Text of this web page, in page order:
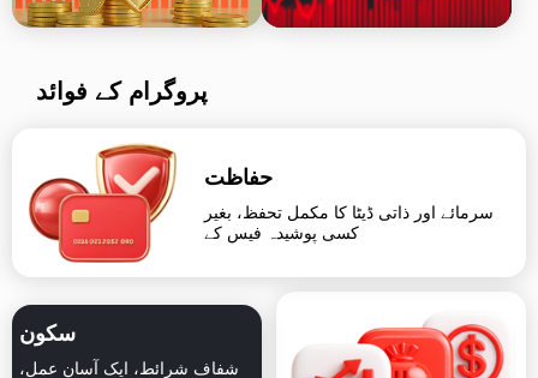
پروگرام کے فوائد
حفاظت
سرمائے اور ذاتی ڈیٹا کا مکمل تحفظ، بغیر
کسی پوشیدہ فیس کے
سکون
شفاف شرائط، ایک آسان عمل،